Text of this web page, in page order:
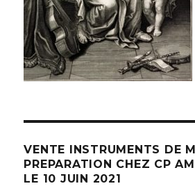
VENTE INSTRUMENTS DE
PREPARATION CHEZ CP
LE 10 JUIN 2021